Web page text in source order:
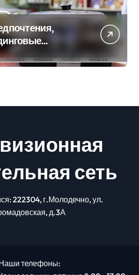
об
школьном
сеть
222304, г.Молодечно, ул.
д.3А
телефоны: